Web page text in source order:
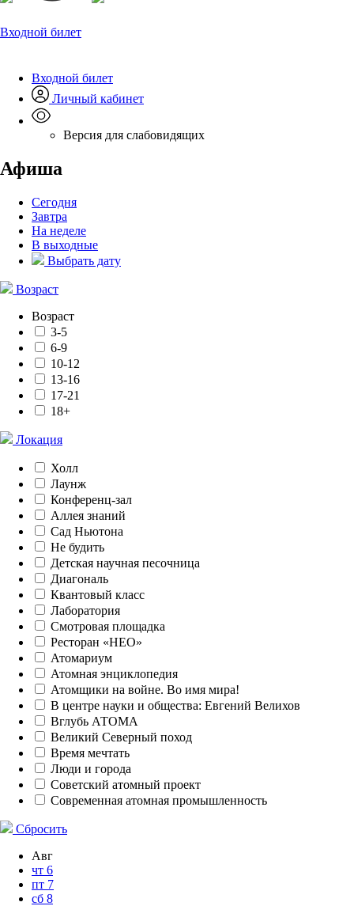
Входной билет
Входной билет
Личный кабинет
Версия для слабовидящих
Афиша
Сегодня
Завтра
На неделе
В выходные
Выбрать дату
Возраст
Возраст
3-5
6-9
10-12
13-16
17-21
18+
Локация
Холл
Лаунж
Конференц-зал
Аллея знаний
Сад Ньютона
Не будить
Детская научная песочница
Диагональ
Квантовый класс
Лаборатория
Смотровая площадка
Ресторан «НЕО»
Атомариум
Атомная энциклопедия
Атомщики на войне. Во имя мира!
В центре науки и общества: Евгений Велихов
Вглубь АТОМА
Великий Северный поход
Время мечтать
Люди и города
Советский атомный проект
Современная атомная промышленность
Сбросить
Авг
чт 6
пт 7
сб 8